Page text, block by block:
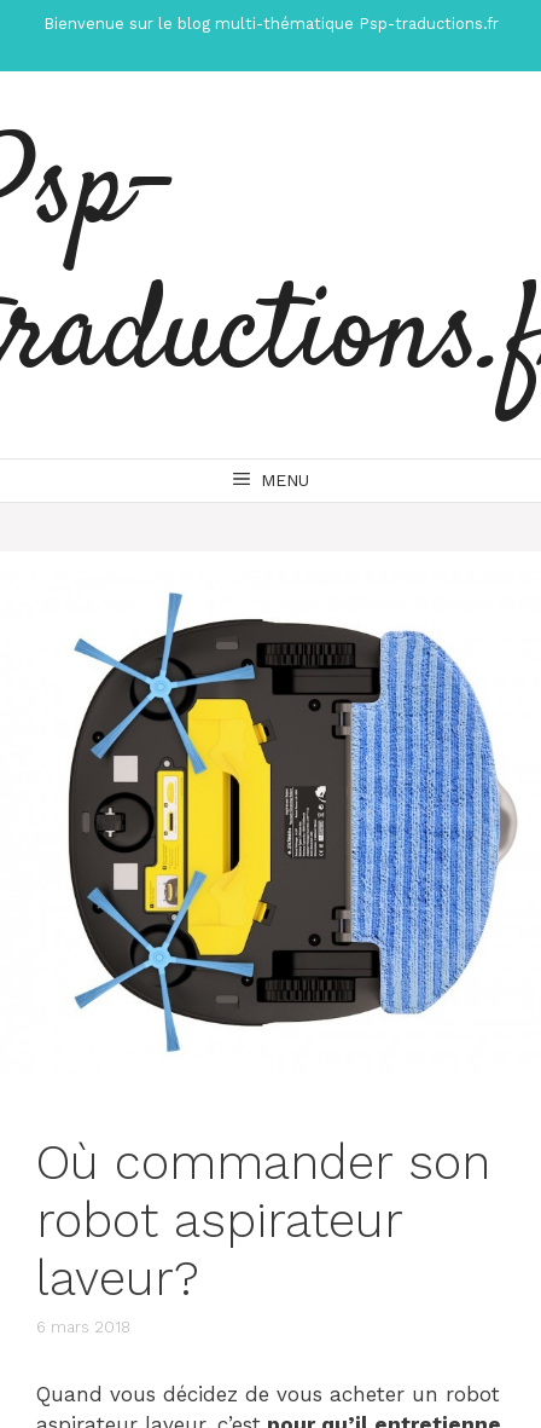
contenu
Bienvenue sur le blog multi-thématique Psp-traductions.fr
MENU
Où commander son
robot aspirateur
laveur?
6 mars 2018
Quand vous décidez de vous acheter un robot